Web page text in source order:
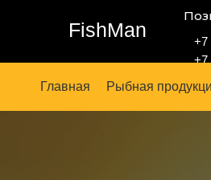
FishMan
+7
+7
Главная Рыбная